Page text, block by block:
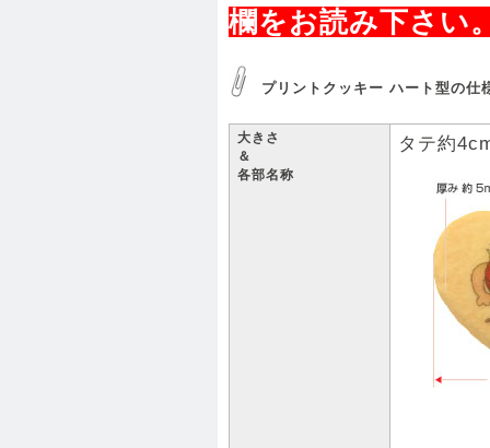
欄をお読み下さい
プリントクッキー ハート型の仕
大きさ
＆
各部名称
タテ約